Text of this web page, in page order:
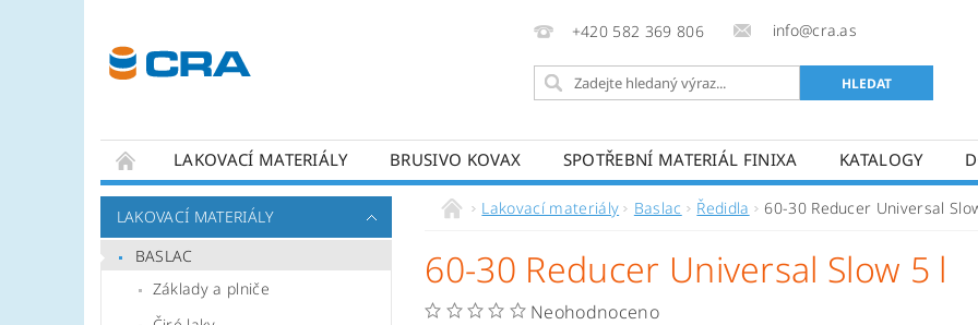
+420 582 369 806 info@cra.as
LAKOVACÍ MATERIÁLY BRUSIVO KOVAX SPOTŘEBNÍ MATERIÁL FINIXA KATALOGY
KONTAKTY
LAKOVACÍ MATERIÁLY
BASLAC
Základy a plniče
Lakovací materiály Baslac Ředidla 60-30 Reducer Universal
60-30 Reducer Universal Slow 5 l
Neohodnoceno